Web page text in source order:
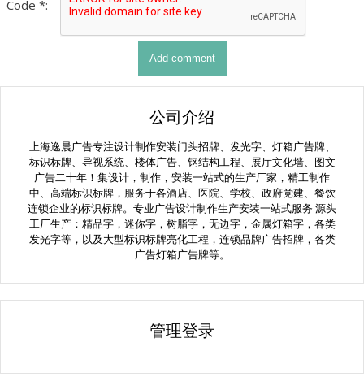
Code *:
公司介绍
上海逸晨广告专注设计制作安装门头招牌、发光字、灯箱广告牌、
标识标牌、导视系统、楼体广告、钢结构工程、展厅文化墙、图文
广告二十年！集设计，制作，安装一站式的生产厂家，精工制作
中、高端标识标牌，服务于各酒店、医院、学校、政府党建、餐饮
连锁企业的标识标牌。专业广告设计制作生产安装一站式服务 源头
工厂生产：精品字，迷你字，树脂字，无边字，金属灯箱字，各类
发光字等，以及大型标识标牌亮化工程，连锁品牌广告招牌，各类
广告灯箱广告牌等。
管理登录